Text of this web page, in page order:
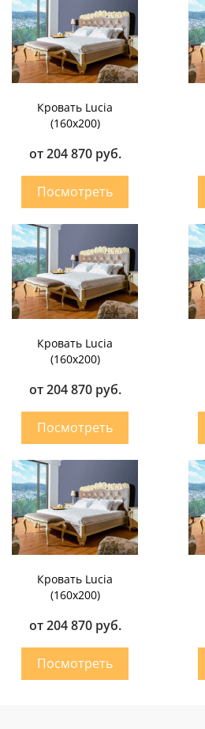
Кровать Lucia
(160х200)
от 204 870 руб.
Кровать Lucia
(160х200)
от 204 870 руб.
Кровать Lucia
(160х200)
от 204 870 руб.